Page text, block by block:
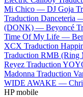
Mi Chico — DJ Goja
Traduction Danceteria
(DONK) — Beyoncé
Time Of My Life —
XCX Traduction
Traduction RMB
Reyez Traduction
Madonna Traduction
WIDE AWAKE —
HP mobile